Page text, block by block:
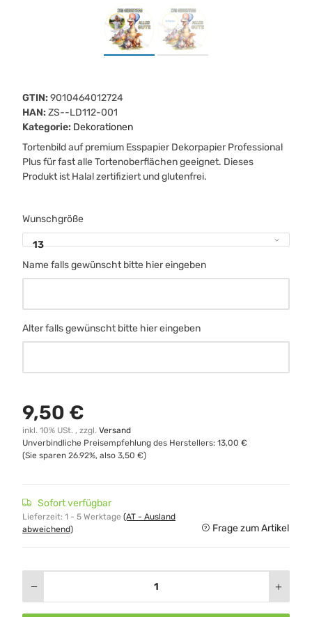
GTIN: 9010464012724
HAN: ZS--LD112-001
Kategorie: Dekorationen
Tortenbild auf premium Esspapier Dekorpapier Professional
Plus für fast alle Tortenoberflächen geeignet. Dieses
Produkt ist Halal zertifiziert und glutenfrei.
Wunschgröße
13
Name falls gewünscht bitte hier eingeben
Alter falls gewünscht bitte hier eingeben
9,50 €
inkl. 10% USt. , zzgl. Versand
Unverbindliche Preisempfehlung des Herstellers: 13,00 €
(Sie sparen 26.92%, also 3,50 €)
Sofort verfügbar
Lieferzeit: 1 - 5 Werktage (AT - Ausland
abweichend)
Frage zum Artikel